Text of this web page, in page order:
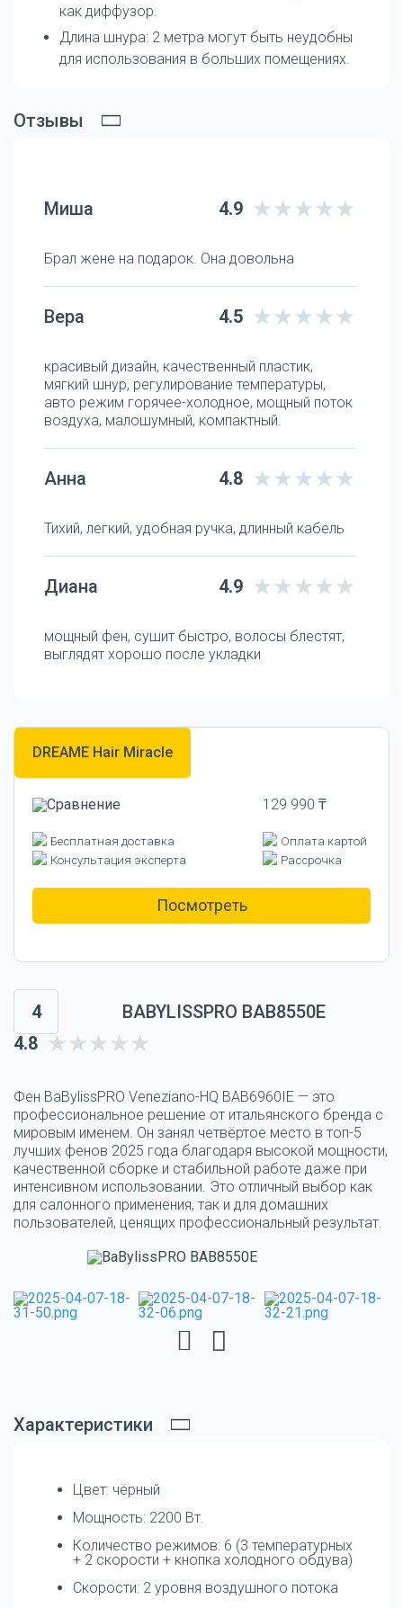
как диффузор.
Длина шнура: 2 метра могут быть неудобны
для использования в больших помещениях.
Отзывы
Миша 4.9
Брал жене на подарок. Она довольна
Вера 4.5
красивый дизайн, качественный пластик,
мягкий шнур, регулирование температуры,
авто режим горячее-холодное, мощный поток
воздуха, малошумный, компактный.
Анна 4.8
Тихий, легкий, удобная ручка, длинный кабель
Диана 4.9
мощный фен, сушит быстро, волосы блестят,
выглядят хорошо после укладки
DREAME Hair Miracle
129 990 ₸
Бесплатная доставка
Оплата картой
Консультация эксперта
Рассрочка
Посмотреть
4
BABYLISSPRO BAB8550E
4.8
Фен BaBylissPRO Veneziano-HQ BAB6960IE — это
профессиональное решение от итальянского бренда с
мировым именем. Он занял четвёртое место в топ-5
лучших фенов 2025 года благодаря высокой мощности,
качественной сборке и стабильной работе даже при
интенсивном использовании. Это отличный выбор как
для салонного применения, так и для домашних
пользователей, ценящих профессиональный результат.
Характеристики
Цвет: чёрный
Мощность: 2200 Вт.
Количество режимов: 6 (3 температурных
+ 2 скорости + кнопка холодного обдува)
Скорости: 2 уровня воздушного потока